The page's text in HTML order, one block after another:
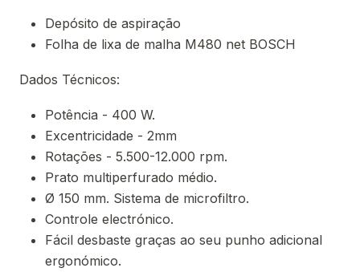
Depósito de aspiração
Folha de lixa de malha M480 net BOSCH
Dados Técnicos:
Potência - 400 W.
Excentricidade - 2mm
Rotações - 5.500-12.000 rpm.
Prato multiperfurado médio.
Ø 150 mm. Sistema de microfiltro.
Controle electrónico.
Fácil desbaste graças ao seu punho adicional
ergonómico.